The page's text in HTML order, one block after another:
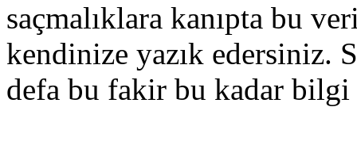
saçmalıklara kanıpta bu
kendinize yazık edersiniz.
defa bu fakir bu kadar